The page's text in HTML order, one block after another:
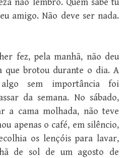
não lembro. Quem sabe tu
amigo. Não deve ser nada.
fez, pela manhã, não deu
que brotou durante o dia. A
sem importância foi
da semana. No sábado,
a cama molhada, não teve
apenas o café, em silêncio,
os lençóis para lavar,
de sol de um agosto de